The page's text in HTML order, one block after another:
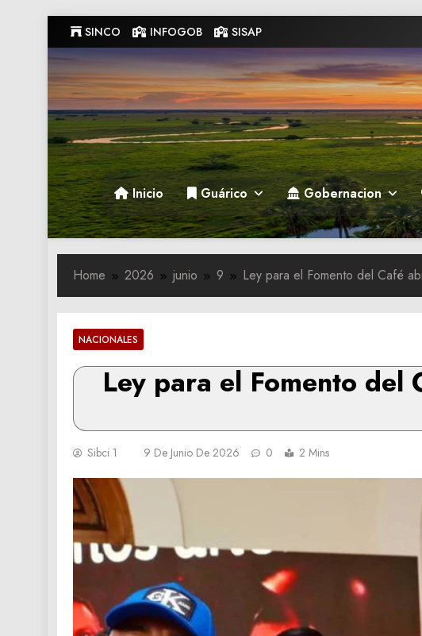
to
content
SINCO INFOGOB SISAP
Gobernacion de Guarico
Gobernacion de Guarico
Inicio Guárico Gobernacion
Home 2026 junio 9 Ley para el Fomento del Café
NACIONALES
Ley para el Fomento del
Sibci 1 9 De Junio De 2026 0 2 Mins